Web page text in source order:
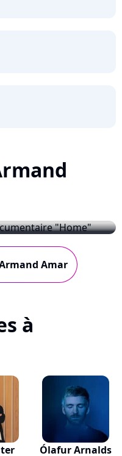
documentaire
Amar
à
Ólafur Arnalds